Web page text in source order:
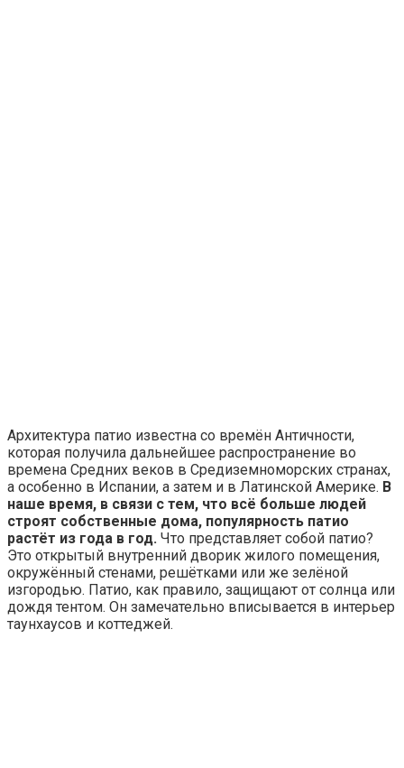
Архитектура патио известна со времён Античности,
которая получила дальнейшее распространение во
времена Средних веков в Средиземноморских странах,
а особенно в Испании, а затем и в Латинской Америке. В
наше время, в связи с тем, что всё больше людей
строят собственные дома, популярность патио
растёт из года в год. Что представляет собой патио?
Это открытый внутренний дворик жилого помещения,
окружённый стенами, решётками или же зелёной
изгородью. Патио, как правило, защищают от солнца или
дождя тентом. Он замечательно вписывается в интерьер
таунхаусов и коттеджей.